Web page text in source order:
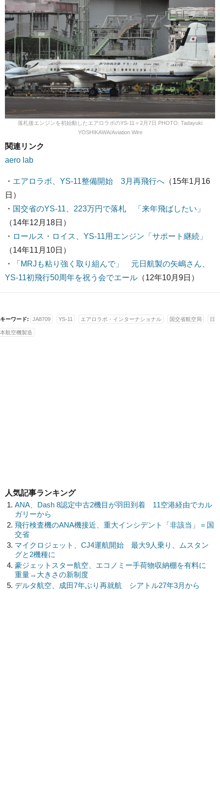
落札後エンジンを初始動したエアロラボのYS-11＝2月7日 PHOTO: Tadayuki
YOSHIKAWA/Aviation Wire
関連リンク
aero lab
・ エアロラボ、YS-11整備開始 3月再飛行へ （15年1月16
日）
・ 国交省のYS-11、223万円で落札 「来年飛ばしたい」
（14年12月18日）
・ ロールス・ロイス、YS-11用エンジン「サポート継続」
（14年11月10日）
・
「MRJも粘り強く取り組んで」 元日航製の矢嶋さん、
YS-11初飛行50周年を祝う会でエール （12年10月9日）
キーワード: JA8709 YS-11 エアロラボ・インターナショナル 国交省航空局 日
本航空機製造
人気記事ランキング
ANA、Dash 8認定中古2機目が羽田到着 11空港経由でカル
ガリーから
飛行検査機のANA機接近、重大インシデント「非該当」＝国
交省
マイクロジェット、CJ4運航開始 最大9人乗り、ムスタン
グと2機種に
豪ジェットスター航空、エコノミー手荷物収納棚を有料に
重量→大きさの新制度
デルタ航空、成田7年ぶり再就航 シアトル27年3月から